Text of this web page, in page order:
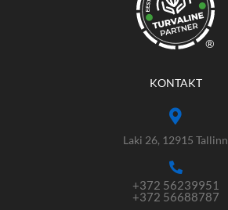
®
KONTAKT
Laki 26, 12915 Tallinn
+372 56239951
+372 56688787